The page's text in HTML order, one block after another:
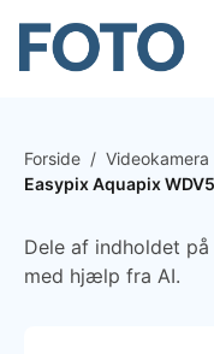
Forside / Videokamera
Easypix Aquapix
Dele af indholdet
med hjælp fra AI.